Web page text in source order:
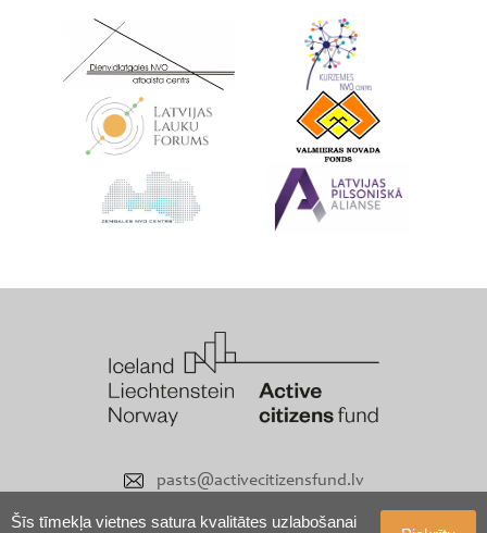
Šīs tīmekļa vietnes satura kvalitātes uzlabošanai
pasts@activecitizensfund.lv